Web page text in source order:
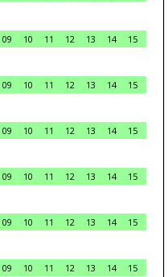
09 10 11 12 13 14
15
09 10 11 12 13 14
15
09 10 11 12 13 14
15
09 10 11 12 13 14
15
09 10 11 12 13 14
15
09 10 11 12 13 14
15